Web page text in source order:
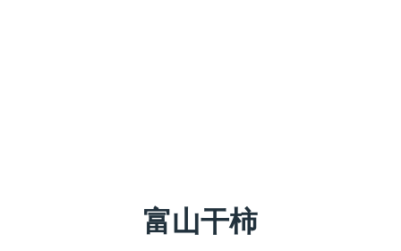
富山干柿